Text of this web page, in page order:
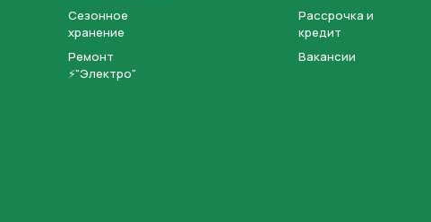
Сезонное
хранение
Ремонт
⚡"Электро"
Рассрочка и
кредит
Вакансии